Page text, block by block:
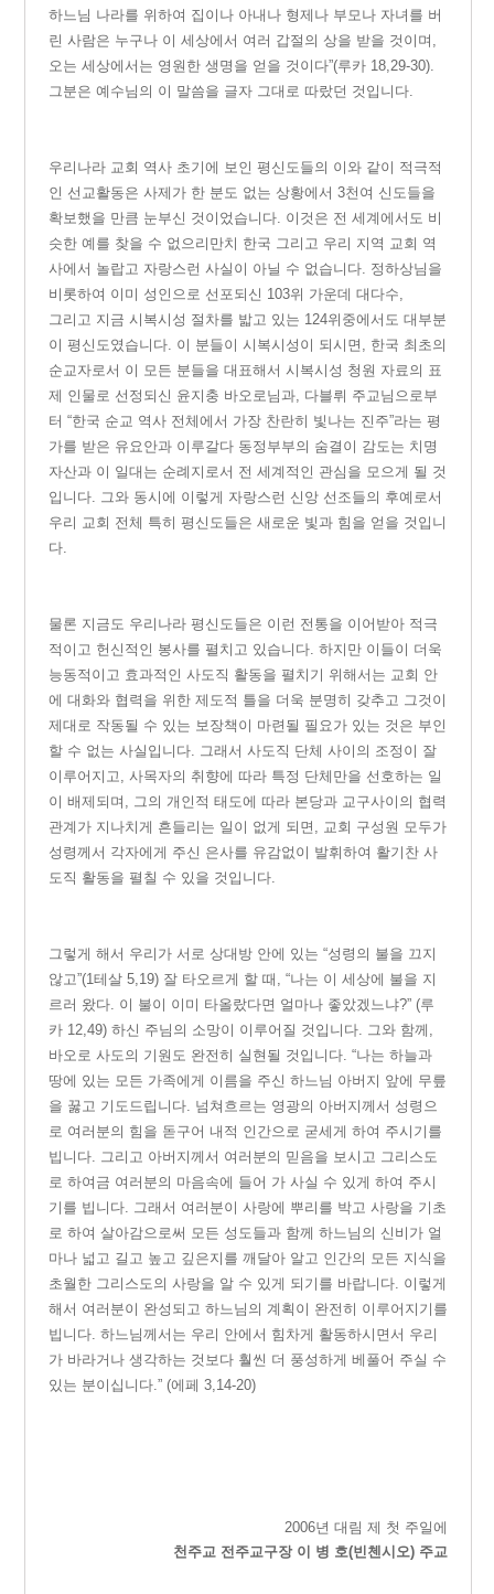
하느님 나라를 위하여 집이나 아내나 형제나 부모나 자녀를 버
린 사람은 누구나 이 세상에서 여러 갑절의 상을 받을 것이며,
오는 세상에서는 영원한 생명을 얻을 것이다”(루카 18,29-30).
그분은 예수님의 이 말씀을 글자 그대로 따랐던 것입니다.
우리나라 교회 역사 초기에 보인 평신도들의 이와 같이 적극적
인 선교활동은 사제가 한 분도 없는 상황에서 3천여 신도들을
확보했을 만큼 눈부신 것이었습니다. 이것은 전 세계에서도 비
슷한 예를 찾을 수 없으리만치 한국 그리고 우리 지역 교회 역
사에서 놀랍고 자랑스런 사실이 아닐 수 없습니다. 정하상님을
비롯하여 이미 성인으로 선포되신 103위 가운데 대다수,
그리고 지금 시복시성 절차를 밟고 있는 124위중에서도 대부분
이 평신도였습니다. 이 분들이 시복시성이 되시면, 한국 최초의
순교자로서 이 모든 분들을 대표해서 시복시성 청원 자료의 표
제 인물로 선정되신 윤지충 바오로님과, 다블뤼 주교님으로부
터 “한국 순교 역사 전체에서 가장 찬란히 빛나는 진주”라는 평
가를 받은 유요안과 이루갈다 동정부부의 숨결이 감도는 치명
자산과 이 일대는 순례지로서 전 세계적인 관심을 모으게 될 것
입니다. 그와 동시에 이렇게 자랑스런 신앙 선조들의 후예로서
우리 교회 전체 특히 평신도들은 새로운 빛과 힘을 얻을 것입니
다.
물론 지금도 우리나라 평신도들은 이런 전통을 이어받아 적극
적이고 헌신적인 봉사를 펼치고 있습니다. 하지만 이들이 더욱
능동적이고 효과적인 사도직 활동을 펼치기 위해서는 교회 안
에 대화와 협력을 위한 제도적 틀을 더욱 분명히 갖추고 그것이
제대로 작동될 수 있는 보장책이 마련될 필요가 있는 것은 부인
할 수 없는 사실입니다. 그래서 사도직 단체 사이의 조정이 잘
이루어지고, 사목자의 취향에 따라 특정 단체만을 선호하는 일
이 배제되며, 그의 개인적 태도에 따라 본당과 교구사이의 협력
관계가 지나치게 흔들리는 일이 없게 되면, 교회 구성원 모두가
성령께서 각자에게 주신 은사를 유감없이 발휘하여 활기찬 사
도직 활동을 펼칠 수 있을 것입니다.
그렇게 해서 우리가 서로 상대방 안에 있는 “성령의 불을 끄지
않고”(1테살 5,19) 잘 타오르게 할 때, “나는 이 세상에 불을 지
르러 왔다. 이 불이 이미 타올랐다면 얼마나 좋았겠느냐?” (루
카 12,49) 하신 주님의 소망이 이루어질 것입니다. 그와 함께,
바오로 사도의 기원도 완전히 실현될 것입니다. “나는 하늘과
땅에 있는 모든 가족에게 이름을 주신 하느님 아버지 앞에 무릎
을 꿇고 기도드립니다. 넘쳐흐르는 영광의 아버지께서 성령으
로 여러분의 힘을 돋구어 내적 인간으로 굳세게 하여 주시기를
빕니다. 그리고 아버지께서 여러분의 믿음을 보시고 그리스도
로 하여금 여러분의 마음속에 들어 가 사실 수 있게 하여 주시
기를 빕니다. 그래서 여러분이 사랑에 뿌리를 박고 사랑을 기초
로 하여 살아감으로써 모든 성도들과 함께 하느님의 신비가 얼
마나 넓고 길고 높고 깊은지를 깨달아 알고 인간의 모든 지식을
초월한 그리스도의 사랑을 알 수 있게 되기를 바랍니다. 이렇게
해서 여러분이 완성되고 하느님의 계획이 완전히 이루어지기를
빕니다. 하느님께서는 우리 안에서 힘차게 활동하시면서 우리
가 바라거나 생각하는 것보다 훨씬 더 풍성하게 베풀어 주실 수
있는 분이십니다.” (에페 3,14-20)
2006년 대림 제 첫 주일에
천주교 전주교구장 이 병 호(빈첸시오) 주교